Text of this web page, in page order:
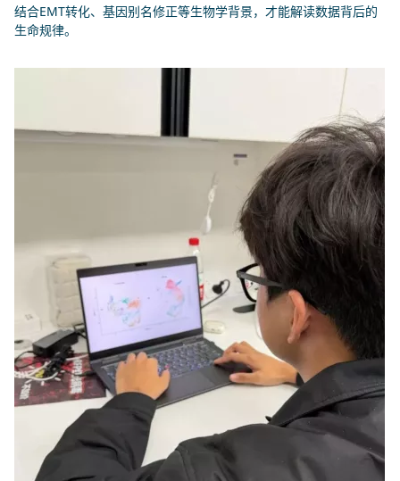
结合EMT转化、基因别名修正等生物学背景，才能解读数据背后的
生命规律。